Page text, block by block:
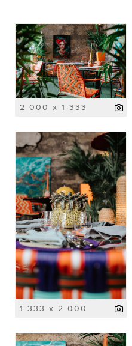
2 000 x 1 333
1 333 x 2 000